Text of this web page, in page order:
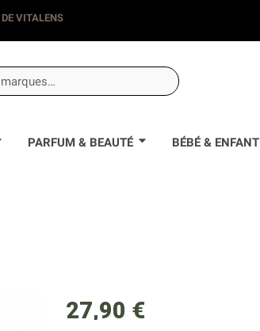
PARFUM & BEAUTÉ BÉBÉ & ENFANT
27,90 €